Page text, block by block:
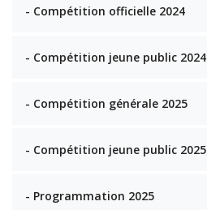
- Compétition officielle 2024
- Compétition jeune public 2024
- Compétition générale 2025
- Compétition jeune public 2025
- Programmation 2025